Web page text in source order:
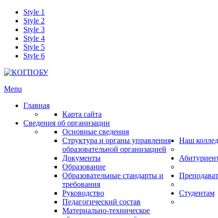
Style 1
Style 2
Style 3
Style 4
Style 5
Style 6
Menu
Главная
Карта сайта
Сведения об организации
Основные сведения
Структура и органы управления
образовательной организацией
Документы
Образование
Образовательные стандарты и
требования
Руководство
Педагогический состав
Материально-техническое
Наш
Студентам